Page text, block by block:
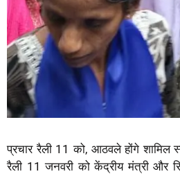
प्रचार रैली 11 को, आठवले होंगे शामिल
रैली 11 जनवरी को केंद्रीय मंत्री और